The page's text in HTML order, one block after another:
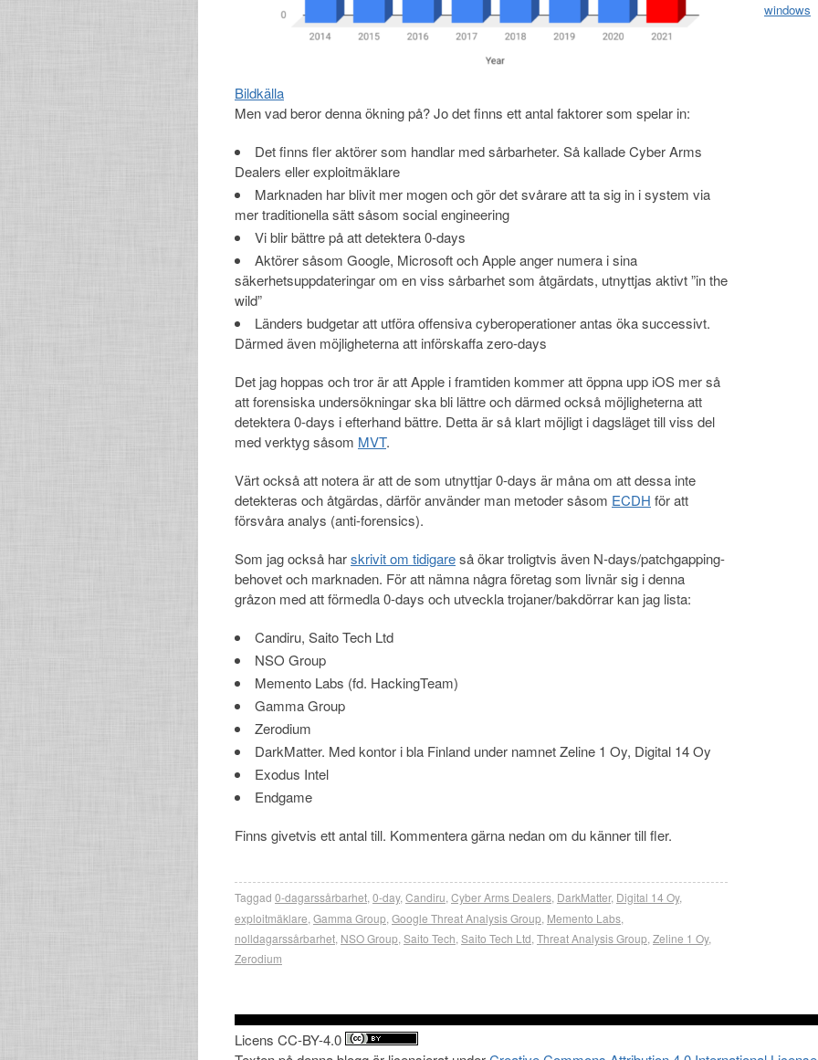
Bildkälla
Men vad beror denna ökning på? Jo det finns ett antal faktorer som spelar in:
Det finns fler aktörer som handlar med sårbarheter. Så kallade Cyber Arms
Dealers eller exploitmäklare
Marknaden har blivit mer mogen och gör det svårare att ta sig in i system via
mer traditionella sätt såsom social engineering
Vi blir bättre på att detektera 0-days
Aktörer såsom Google, Microsoft och Apple anger numera i sina
säkerhetsuppdateringar om en viss sårbarhet som åtgärdats, utnyttjas aktivt ”in the
wild”
Länders budgetar att utföra offensiva cyberoperationer antas öka successivt.
Därmed även möjligheterna att införskaffa zero-days
Det jag hoppas och tror är att Apple i framtiden kommer att öppna upp iOS mer så
att forensiska undersökningar ska bli lättre och därmed också möjligheterna att
detektera 0-days i efterhand bättre. Detta är så klart möjligt i dagsläget till viss del
med verktyg såsom MVT.
Värt också att notera är att de som utnyttjar 0-days är måna om att dessa inte
detekteras och åtgärdas, därför använder man metoder såsom ECDH för att
försvåra analys (anti-forensics).
Som jag också harskrivit om tidigareså ökar troligtvis även N-days/patchgapping-
behovet och marknaden. För att nämna några företag som livnär sig i denna
gråzon med att förmedla 0-days och utveckla trojaner/bakdörrar kan jag lista:
Candiru, Saito Tech Ltd
NSO Group
Memento Labs (fd. HackingTeam)
Gamma Group
Zerodium
DarkMatter. Med kontor i bla Finland under namnet Zeline 1 Oy, Digital 14 Oy
Exodus Intel
Endgame
Finns givetvis ett antal till. Kommentera gärna nedan om du känner till fler.
Taggad 0-dagarssårbarhet 0-day, Candiru Cyber Arms Dealers DarkMatter, Digital 14 Oy,
exploitmäklare Gamma Group Google Threat Analysis Group Memento Labs
nolldagarssårbarhet NSO Group Saito Tech Saito Tech Ltd Threat Analysis Group Zeline 1 Oy,
Zerodium
windows
Licens CC-BY-4.0